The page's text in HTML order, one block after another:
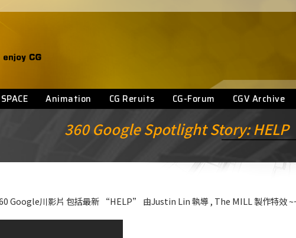
Animation CG Reruits CG-Forum CGV Archive
360 Google Spotlight Story: HELP
Google川影片 包括最新 “HELP” 由Justin Lin 執導 , The MILL 製作特效